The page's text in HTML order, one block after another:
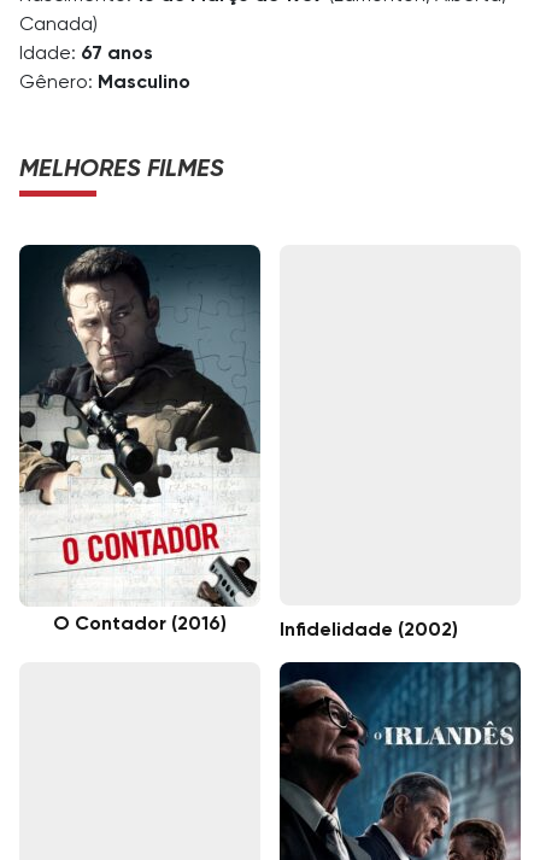
Canada)
Idade: 67 anos
Gênero: Masculino
MELHORES FILMES
O Contador (2016) Infidelidade (2002)